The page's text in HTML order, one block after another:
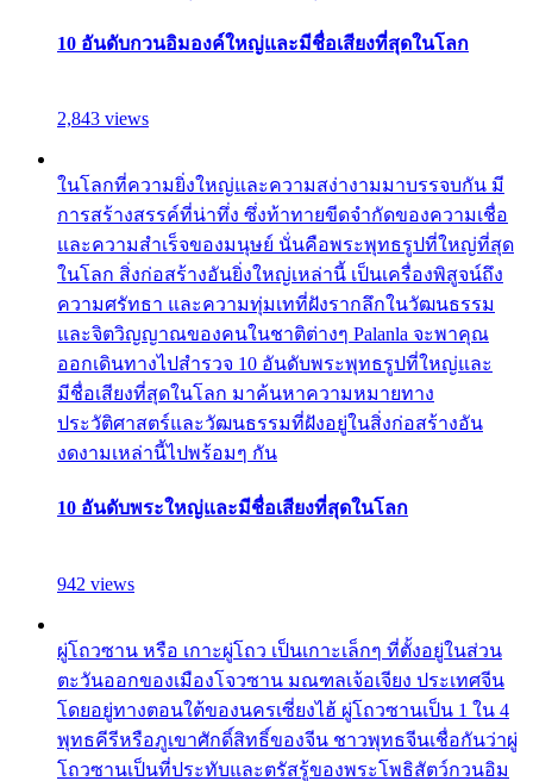
10 อันดับกวนอิมองค์ใหญ่และมีชื่อเสียงที่สุดในโลก
2,843 views
ในโลกที่ความยิ่งใหญ่และความสง่างามมาบรรจบกัน มี
การสร้างสรรค์ที่น่าทึ่ง ซึ่งท้าทายขีดจำกัดของความเชื่อ
และความสำเร็จของมนุษย์ นั่นคือพระพุทธรูปที่ใหญ่ที่สุด
ในโลก สิ่งก่อสร้างอันยิ่งใหญ่เหล่านี้ เป็นเครื่องพิสูจน์ถึง
ความศรัทธา และความทุ่มเทที่ฝังรากลึกในวัฒนธรรม
และจิตวิญญาณของคนในชาติต่างๆ Palanla จะพาคุณ
ออกเดินทางไปสำรวจ 10 อันดับพระพุทธรูปที่ใหญ่และ
มีชื่อเสียงที่สุดในโลก มาค้นหาความหมายทาง
ประวัติศาสตร์และวัฒนธรรมที่ฝังอยู่ในสิ่งก่อสร้างอัน
งดงามเหล่านี้ไปพร้อมๆ กัน
10 อันดับพระใหญ่และมีชื่อเสียงที่สุดในโลก
942 views
ผู่โถวซาน หรือ เกาะผู่โถว เป็นเกาะเล็กๆ ที่ตั้งอยู่ในส่วน
ตะวันออกของเมืองโจวซาน มณฑลเจ้อเจียง ประเทศจีน
โดยอยู่ทางตอนใต้ของนครเซี่ยงไฮ้ ผู่โถวซานเป็น 1 ใน 4
พุทธคีรีหรือภูเขาศักดิ์สิทธิ์ของจีน ชาวพุทธจีนเชื่อกันว่าผู่
โถวซานเป็นที่ประทับและตรัสรู้ของพระโพธิสัตว์กวนอิม